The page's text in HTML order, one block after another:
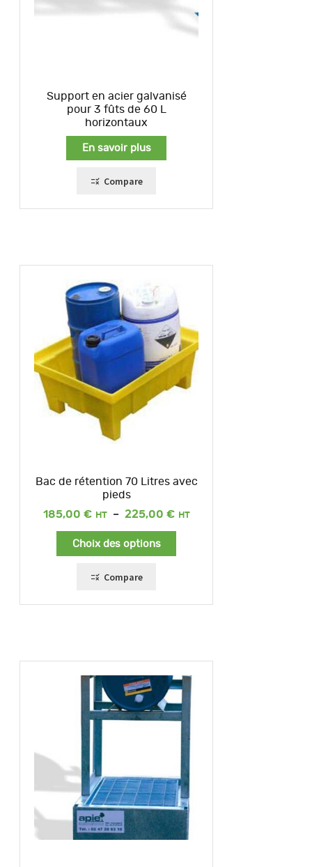
Support en acier galvanisé
pour 3 fûts de 60 L
horizontaux
En savoir plus
Compare
Bac de rétention 70 Litres avec
pieds
185,00 € – 225,00 €
Plage
Choix des options
Compare